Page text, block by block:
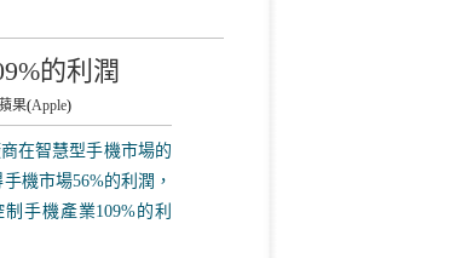
的利潤
果(Apple)
在智慧型手機市場的
機市場56%的利潤，
手機產業109%的利